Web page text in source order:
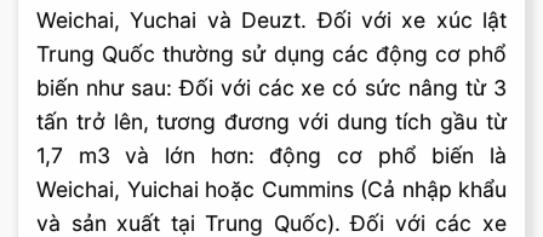
Weichai, Yuchai và Deuzt. Đối với xe xúc lật
Trung Quốc thường sử dụng các động cơ phổ
biến như sau: Đối với các xe có sức nâng từ 3
tấn trở lên, tương đương với dung tích gầu từ
1,7 m3 và lớn hơn: động cơ phổ biến là
Weichai, Yuichai hoặc Cummins (Cả nhập khẩu
và sản xuất tại Trung Quốc). Đối với các xe